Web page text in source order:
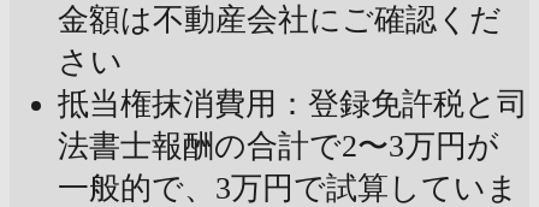
金額は不動産会社にご確認くだ
さい
抵当権抹消費用：登録免許税と司
法書士報酬の合計で2〜3万円が
一般的で、3万円で試算していま